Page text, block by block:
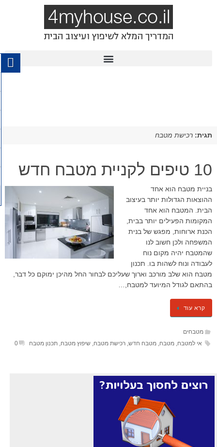
תגית: רכישת מטבח
10 טיפים לקניית מטבח חדש
בניית מטבח הוא אחד
ההוצאות הגדולות יותר בעיצוב
הבית. המטבח הוא אחד
המקומות הפעילים יותר בבית,
הכנת ארוחות, מפגש של בנית
המשפחה ולכן חשוב לנו
שהמטבח יהיה מקום נוח
לעבודה ונוח לשהות בו. תכנון
מטבח הוא שלב מורכב וארוך שעליכם לבחור החל מהיכן ימוקם כל דבר,
בהתאם לגודל המיועד למטבח,…
קרא עוד
מטבחים
אי למטבח מטבח מטבח חדש, רכישת מטבח שיפוץ מטבח תכנון מטבח 0